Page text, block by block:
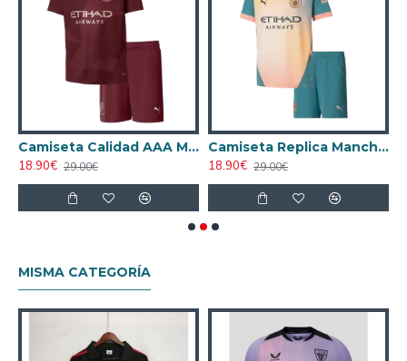
Camiseta Calidad AAA Manchester City Third 2024/25 Equipación Niño
18.90€ 29.00€
Camiseta Replica Manchester City 4th 2024/25 Niño
18.90€ 29.00€
MISMA CATEGORÍA